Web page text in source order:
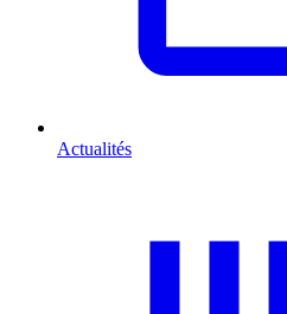
Actualités